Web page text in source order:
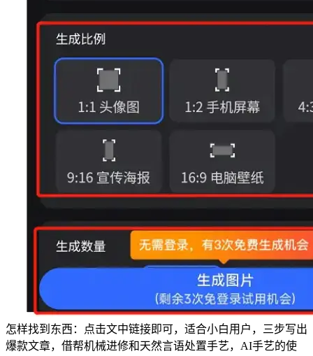
怎样找到东西：点击文中链接即可，适合小白用户，三步写出
爆款文章，借帮机械进修和天然言语处置手艺，AI手艺的使